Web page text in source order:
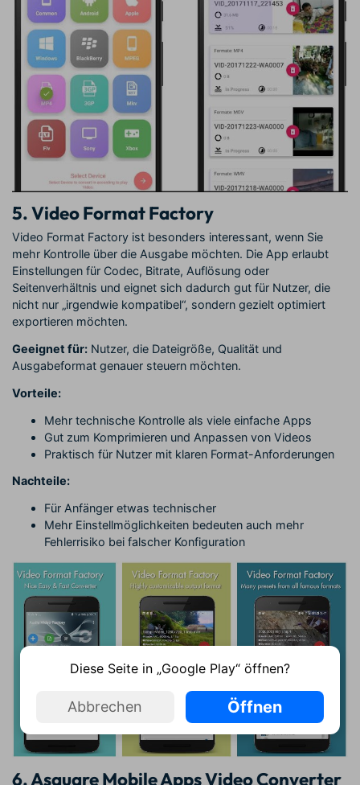
5. Video Format Factory
Video Format Factory ist besonders interessant, wenn Sie
mehr Kontrolle über die Ausgabe möchten. Die App erlaubt
Einstellungen für Codec, Bitrate, Auflösung oder
Seitenverhältnis und eignet sich dadurch gut für Nutzer, die
nicht nur „irgendwie kompatibel“, sondern gezielt optimiert
exportieren möchten.
Geeignet für: Nutzer, die Dateigröße, Qualität und
Ausgabeformat genauer steuern möchten.
Vorteile:
Mehr technische Kontrolle als viele einfache Apps
Gut zum Komprimieren und Anpassen von Videos
Praktisch für Nutzer mit klaren Format-Anforderungen
Nachteile:
Für Anfänger etwas technischer
Mehr Einstellmöglichkeiten bedeuten auch mehr
Fehlerrisiko bei falscher Konfiguration
6. Asquare Mobile Apps Video Converter
Diese Seite in „Google Play“ öffnen?
Abbrechen Öffnen